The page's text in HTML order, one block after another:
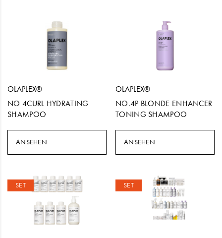
OLAPLEX®
NO 4CURL HYDRATING
SHAMPOO
ANSEHEN
OLAPLEX®
NO.4P BLONDE ENHANCER
TONING SHAMPOO
ANSEHEN
SET SET